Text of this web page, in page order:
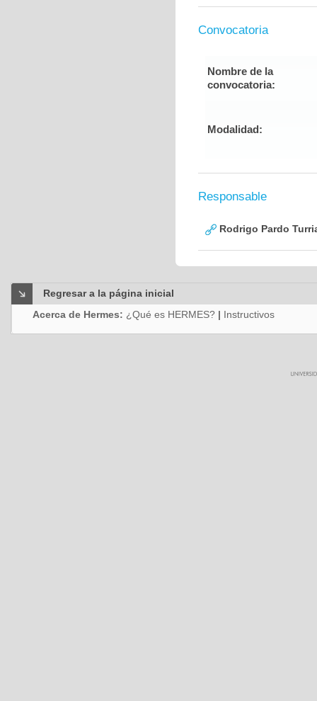
Convocatoria
Nombre de la
convocatoria:
Modalidad:
Responsable
Rodrigo Pardo
Regresar a la página inicial
Acerca de Hermes: ¿Qué es HERMES? | Instructivos